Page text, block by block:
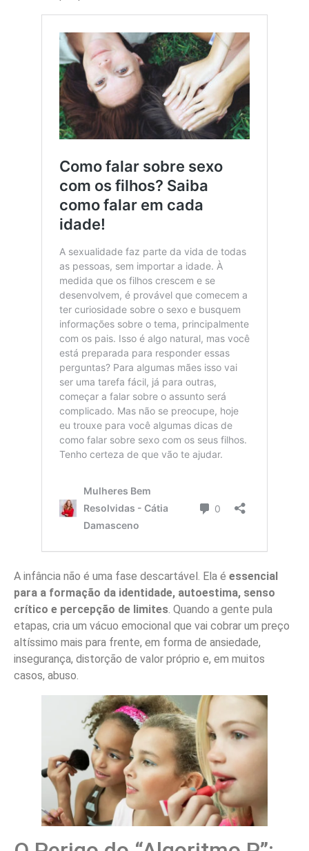
A infância não é uma fase descartável. Ela é essencial
para a formação da identidade, autoestima, senso
crítico e percepção de limites . Quando a gente pula
etapas, cria um vácuo emocional que vai cobrar um preço
altíssimo mais para frente, em forma de ansiedade,
insegurança, distorção de valor próprio e, em muitos
casos, abuso.